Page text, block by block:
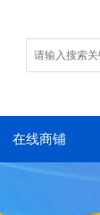
在线商铺